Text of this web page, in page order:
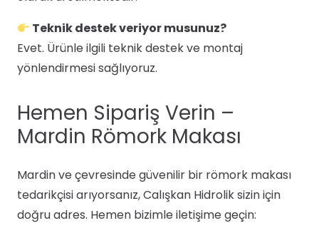
Teknik destek veriyor musunuz?
Evet. Ürünle ilgili teknik destek ve montaj
yönlendirmesi sağlıyoruz.
Hemen Sipariş Verin –
Mardin Römork Makası
Mardin ve çevresinde güvenilir bir römork makası
tedarikçisi arıyorsanız, Calışkan Hidrolik sizin için
doğru adres. Hemen bizimle iletişime geçin: